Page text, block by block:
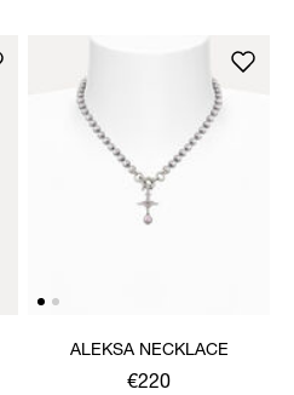
ALEKSA NECKLACE
€220